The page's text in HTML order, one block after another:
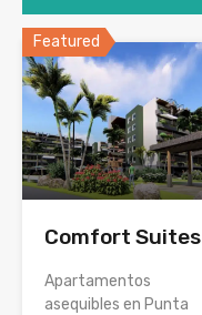
Featured
Comfort Suites
Apartamentos
asequibles en Punta